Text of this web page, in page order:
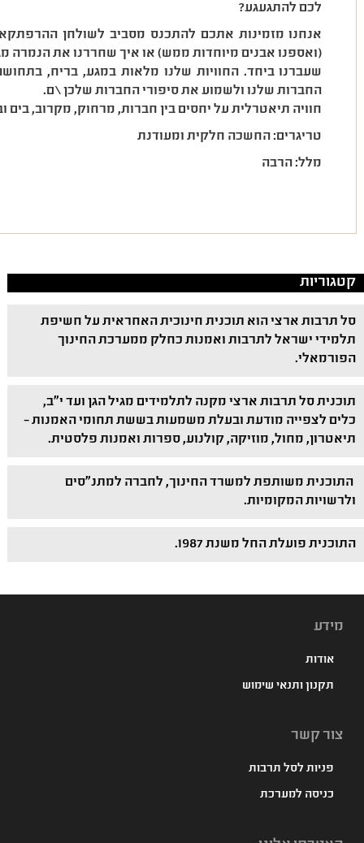
לכם להתגעגע?
אנחנו מזמינות אתכם להתכנס מסביב לשולחן
(ואספנו אבנים מיוחדות ממש) או איך שחררנו את הנמרה
שעברנו ביחד. החוויות שלנו מלאות במגע, בריח,
החברות שלנו ולשמוע את סיפורי החברות שלכן\ם.
חוויה תיאטרלית על יחסים בין חברות, מרחוק, מקרוב, בים
טריגרים: החשכה חלקית ומעודנת
מלל: הרבה
קטגוריות
סל תרבות ארצי הוא תוכנית חינוכית האחראית על חשיפת
תלמידי ישראל לתרבות ואמנות כחלק ממערכת החינוך
הפורמאלי.
תוכנית סל תרבות ארצי מקנה לתלמידים מגיל הגן ועד י"ב,
כלים לצפייה מודעת ובעלת משמעות בששת תחומי האמנות –
תיאטרון, מחול, מוזיקה, קולנוע, ספרות ואמנות פלסטית.
התוכנית משותפת למשרד החינוך, לחברה למתנ"סים
ולרשויות המקומיות.
התוכנית פועלת החל משנת 1987.
מידע
אודות
תקנון ותנאי שימוש
צור קשר
פניות לסל תרבות
כניסה למערכת